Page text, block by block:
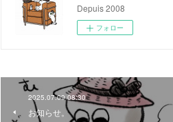
Depuis 2008
フォロー
2025.07.09 08:30
お知らせ。